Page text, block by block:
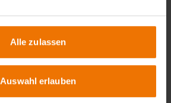
Alle zulassen
Auswahl erlauben